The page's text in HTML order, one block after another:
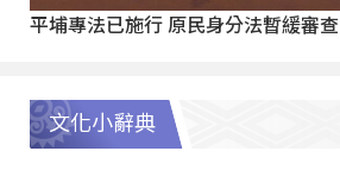
平埔專法已施行 原民身分法暫緩審查
文化小辭典